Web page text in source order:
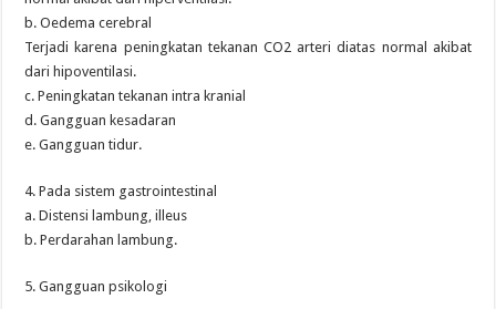
b. Oedema cerebral
Terjadi karena peningkatan tekanan CO2 arteri diatas normal akibat
dari hipoventilasi.
c. Peningkatan tekanan intra kranial
d. Gangguan kesadaran
e. Gangguan tidur.
4. Pada sistem gastrointestinal
a. Distensi lambung, illeus
b. Perdarahan lambung.
5. Gangguan psikologi